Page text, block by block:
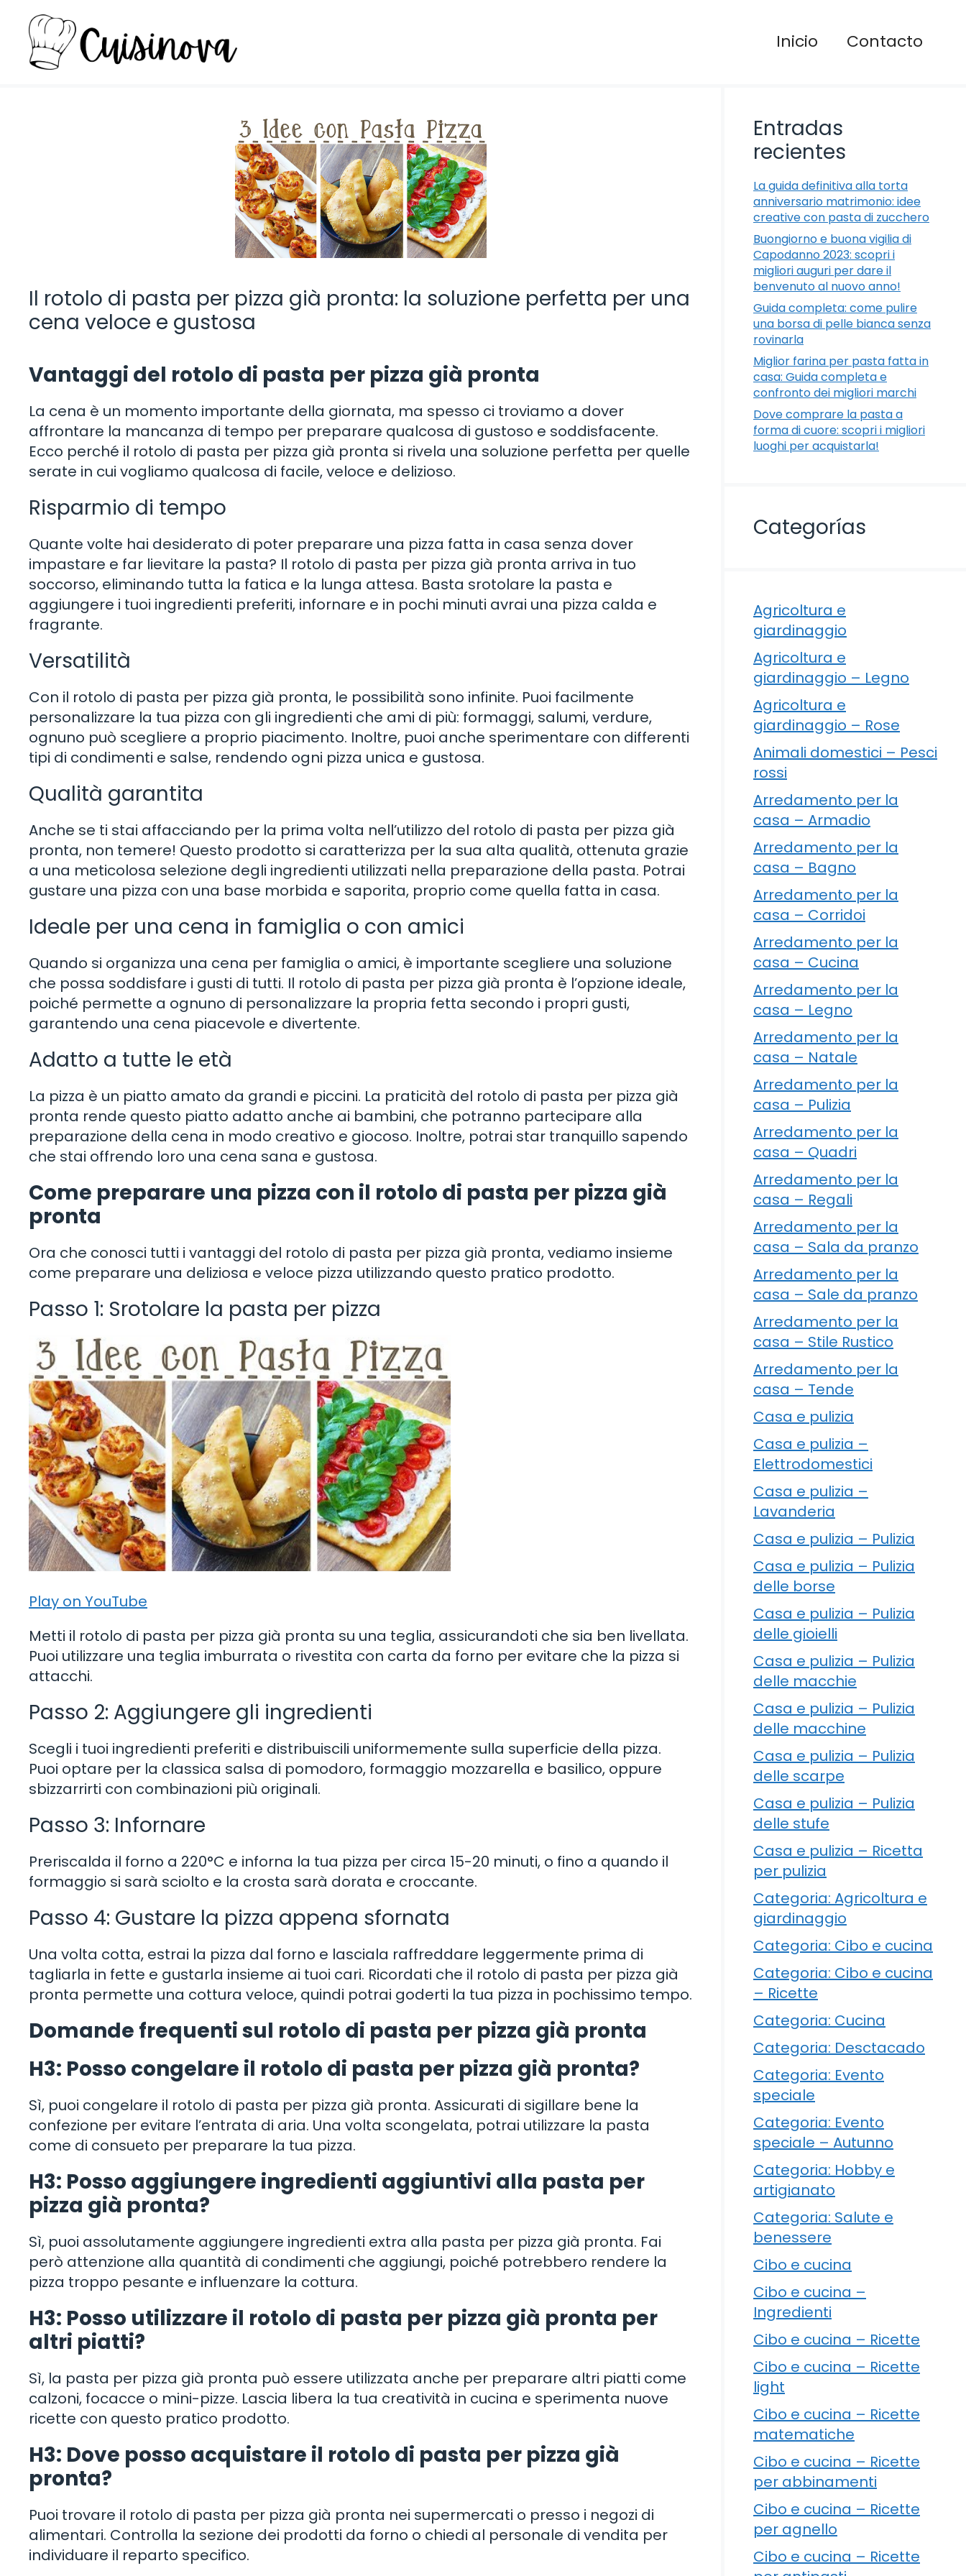
contenuto
Inicio Contacto
Il rotolo di pasta per pizza già pronta: la soluzione perfetta per una
cena veloce e gustosa
Vantaggi del rotolo di pasta per pizza già pronta
La cena è un momento importante della giornata, ma spesso ci troviamo a dover
affrontare la mancanza di tempo per preparare qualcosa di gustoso e soddisfacente.
Ecco perché il rotolo di pasta per pizza già pronta si rivela una soluzione perfetta per quelle
serate in cui vogliamo qualcosa di facile, veloce e delizioso.
Risparmio di tempo
Quante volte hai desiderato di poter preparare una pizza fatta in casa senza dover
impastare e far lievitare la pasta? Il rotolo di pasta per pizza già pronta arriva in tuo
soccorso, eliminando tutta la fatica e la lunga attesa. Basta srotolare la pasta e
aggiungere i tuoi ingredienti preferiti, infornare e in pochi minuti avrai una pizza calda e
fragrante.
Versatilità
Con il rotolo di pasta per pizza già pronta, le possibilità sono infinite. Puoi facilmente
personalizzare la tua pizza con gli ingredienti che ami di più: formaggi, salumi, verdure,
ognuno può scegliere a proprio piacimento. Inoltre, puoi anche sperimentare con differenti
tipi di condimenti e salse, rendendo ogni pizza unica e gustosa.
Qualità garantita
Anche se ti stai affacciando per la prima volta nell’utilizzo del rotolo di pasta per pizza già
pronta, non temere! Questo prodotto si caratterizza per la sua alta qualità, ottenuta grazie
a una meticolosa selezione degli ingredienti utilizzati nella preparazione della pasta. Potrai
gustare una pizza con una base morbida e saporita, proprio come quella fatta in casa.
Ideale per una cena in famiglia o con amici
Quando si organizza una cena per famiglia o amici, è importante scegliere una soluzione
che possa soddisfare i gusti di tutti. Il rotolo di pasta per pizza già pronta è l’opzione ideale,
poiché permette a ognuno di personalizzare la propria fetta secondo i propri gusti,
garantendo una cena piacevole e divertente.
Adatto a tutte le età
La pizza è un piatto amato da grandi e piccini. La praticità del rotolo di pasta per pizza già
pronta rende questo piatto adatto anche ai bambini, che potranno partecipare alla
preparazione della cena in modo creativo e giocoso. Inoltre, potrai star tranquillo sapendo
che stai offrendo loro una cena sana e gustosa.
Come preparare una pizza con il rotolo di pasta per pizza già
pronta
Ora che conosci tutti i vantaggi del rotolo di pasta per pizza già pronta, vediamo insieme
come preparare una deliziosa e veloce pizza utilizzando questo pratico prodotto.
Passo 1: Srotolare la pasta per pizza
Play on YouTube
Metti il rotolo di pasta per pizza già pronta su una teglia, assicurandoti che sia ben livellata.
Puoi utilizzare una teglia imburrata o rivestita con carta da forno per evitare che la pizza si
attacchi.
Passo 2: Aggiungere gli ingredienti
Scegli i tuoi ingredienti preferiti e distribuiscili uniformemente sulla superficie della pizza.
Puoi optare per la classica salsa di pomodoro, formaggio mozzarella e basilico, oppure
sbizzarrirti con combinazioni più originali.
Passo 3: Infornare
Preriscalda il forno a 220°C e inforna la tua pizza per circa 15-20 minuti, o fino a quando il
formaggio si sarà sciolto e la crosta sarà dorata e croccante.
Passo 4: Gustare la pizza appena sfornata
Una volta cotta, estrai la pizza dal forno e lasciala raffreddare leggermente prima di
tagliarla in fette e gustarla insieme ai tuoi cari. Ricordati che il rotolo di pasta per pizza già
pronta permette una cottura veloce, quindi potrai goderti la tua pizza in pochissimo tempo.
Domande frequenti sul rotolo di pasta per pizza già pronta
H3: Posso congelare il rotolo di pasta per pizza già pronta?
Sì, puoi congelare il rotolo di pasta per pizza già pronta. Assicurati di sigillare bene la
confezione per evitare l’entrata di aria. Una volta scongelata, potrai utilizzare la pasta
come di consueto per preparare la tua pizza.
H3: Posso aggiungere ingredienti aggiuntivi alla pasta per
pizza già pronta?
Sì, puoi assolutamente aggiungere ingredienti extra alla pasta per pizza già pronta. Fai
però attenzione alla quantità di condimenti che aggiungi, poiché potrebbero rendere la
pizza troppo pesante e influenzare la cottura.
H3: Posso utilizzare il rotolo di pasta per pizza già pronta per
altri piatti?
Sì, la pasta per pizza già pronta può essere utilizzata anche per preparare altri piatti come
calzoni, focacce o mini-pizze. Lascia libera la tua creatività in cucina e sperimenta nuove
ricette con questo pratico prodotto.
H3: Dove posso acquistare il rotolo di pasta per pizza già
pronta?
Puoi trovare il rotolo di pasta per pizza già pronta nei supermercati o presso i negozi di
alimentari. Controlla la sezione dei prodotti da forno o chiedi al personale di vendita per
individuare il reparto specifico.
Entradas
recientes
La guida definitiva alla torta
anniversario matrimonio: idee
creative con pasta di zucchero
Buongiorno e buona vigilia di
Capodanno 2023: scopri i
migliori auguri per dare il
benvenuto al nuovo anno!
Guida completa: come pulire
una borsa di pelle bianca senza
rovinarla
Miglior farina per pasta fatta in
casa: Guida completa e
confronto dei migliori marchi
Dove comprare la pasta a
forma di cuore: scopri i migliori
luoghi per acquistarla!
Categorías
Agricoltura e
giardinaggio
Agricoltura e
giardinaggio – Legno
Agricoltura e
giardinaggio – Rose
Animali domestici – Pesci
rossi
Arredamento per la
casa – Armadio
Arredamento per la
casa – Bagno
Arredamento per la
casa – Corridoi
Arredamento per la
casa – Cucina
Arredamento per la
casa – Legno
Arredamento per la
casa – Natale
Arredamento per la
casa – Pulizia
Arredamento per la
casa – Quadri
Arredamento per la
casa – Regali
Arredamento per la
casa – Sala da pranzo
Arredamento per la
casa – Sale da pranzo
Arredamento per la
casa – Stile Rustico
Arredamento per la
casa – Tende
Casa e pulizia
Casa e pulizia –
Elettrodomestici
Casa e pulizia –
Lavanderia
Casa e pulizia – Pulizia
Casa e pulizia – Pulizia
delle borse
Casa e pulizia – Pulizia
delle gioielli
Casa e pulizia – Pulizia
delle macchie
Casa e pulizia – Pulizia
delle macchine
Casa e pulizia – Pulizia
delle scarpe
Casa e pulizia – Pulizia
delle stufe
Casa e pulizia – Ricetta
per pulizia
Categoria: Agricoltura e
giardinaggio
Categoria: Cibo e cucina
Categoria: Cibo e cucina
– Ricette
Categoria: Cucina
Categoria: Desctacado
Categoria: Evento
speciale
Categoria: Evento
speciale – Autunno
Categoria: Hobby e
artigianato
Categoria: Salute e
benessere
Cibo e cucina
Cibo e cucina –
Ingredienti
Cibo e cucina – Ricette
Cibo e cucina – Ricette
light
Cibo e cucina – Ricette
matematiche
Cibo e cucina – Ricette
per abbinamenti
Cibo e cucina – Ricette
per agnello
Cibo e cucina – Ricette